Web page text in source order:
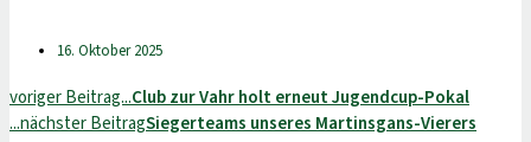
16. Oktober 2025
voriger Beitrag...Club zur Vahr holt erneut Jugendcup-Pokal
...nächster BeitragSiegerteams unseres Martinsgans-Vierers